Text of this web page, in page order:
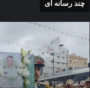
چند رسانه ای
تصویری
پیکر
مطهر
شهید
2024-10-28